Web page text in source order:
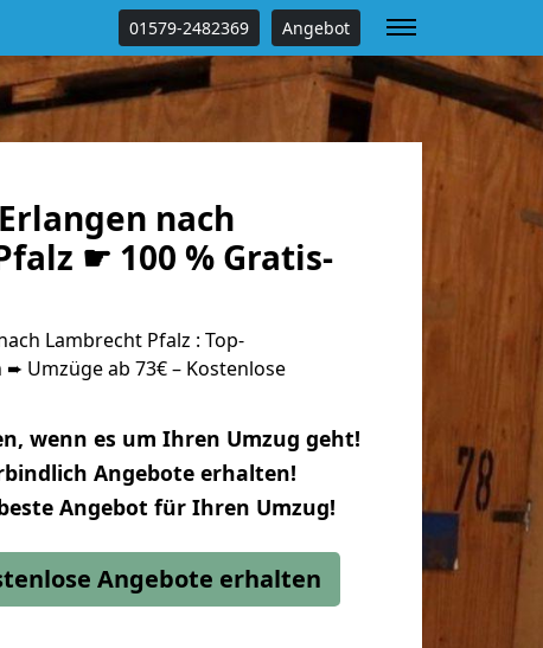
01579-2482369 Angebot
nach
☛ 100 % Gratis-
Lambrecht Pfalz : Top-
Umzüge ab 73€ – Kostenlose
wenn es um Ihren Umzug geht!
Angebote erhalten!
Angebot für Ihren Umzug!
Angebote erhalten